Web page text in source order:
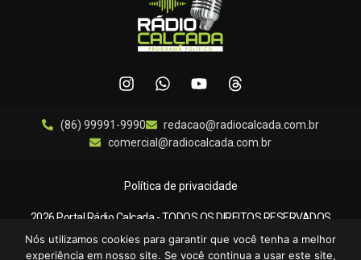
(86) 99991-9990
redacao@radiocalcada.com.br
comercial@radiocalcada.com.br
Política de privacidade
2026 Portal Rádio Calçada - TODOS OS DIREITOS RESERVADOS
Nós utilizamos cookies para garantir que você tenha a melhor
experiência em nosso site. Se você continua a usar este site,